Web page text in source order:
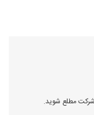
شوید.